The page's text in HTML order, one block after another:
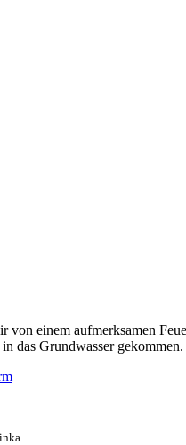
einem aufmerksamen
das Grundwasser